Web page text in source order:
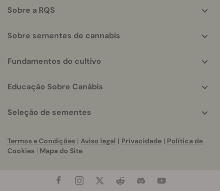
Sobre a RQS
Sobre sementes de cannabis
Fundamentos do cultivo
Educação Sobre Canábis
Seleção de sementes
Termos e Condições | Aviso legal | Privacidade | Política de
Cookies | Mapa do Site